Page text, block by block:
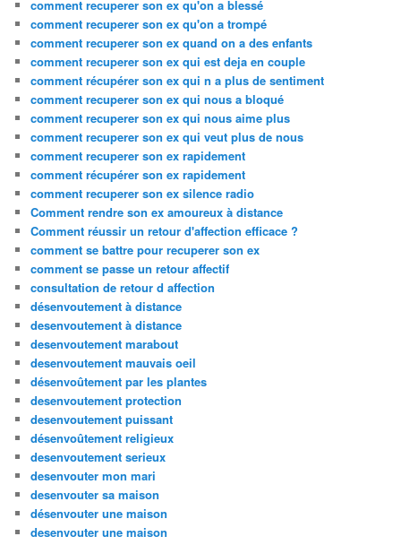
comment recuperer son ex qu'on a blessé
comment recuperer son ex qu'on a trompé
comment recuperer son ex quand on a des enfants
comment recuperer son ex qui est deja en couple
comment récupérer son ex qui n a plus de sentiment
comment recuperer son ex qui nous a bloqué
comment recuperer son ex qui nous aime plus
comment recuperer son ex qui veut plus de nous
comment recuperer son ex rapidement
comment récupérer son ex rapidement
comment recuperer son ex silence radio
Comment rendre son ex amoureux à distance
Comment réussir un retour d'affection efficace ?
comment se battre pour recuperer son ex
comment se passe un retour affectif
consultation de retour d affection
désenvoutement à distance
desenvoutement à distance
desenvoutement marabout
desenvoutement mauvais oeil
désenvoûtement par les plantes
desenvoutement protection
desenvoutement puissant
désenvoûtement religieux
desenvoutement serieux
desenvouter mon mari
desenvouter sa maison
désenvouter une maison
desenvouter une maison